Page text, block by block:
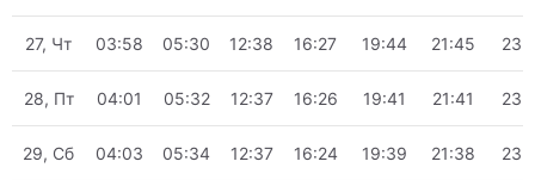
27, Чт 03:58 05:30 12:38 16:27 19:44 21:45
28, Пт 04:01 05:32 12:37 16:26 19:41 21:41
29, Сб 04:03 05:34 12:37 16:24 19:39 21:38